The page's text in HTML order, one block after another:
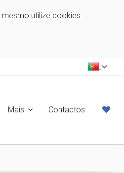
utilize cookies.
Mais Contactos